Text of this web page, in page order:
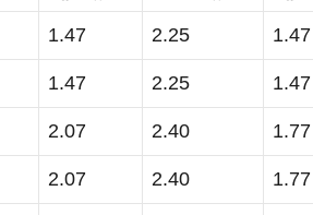
1.47 2.25 1.47
1.47 2.25 1.47
2.07 2.40 1.77
2.07 2.40 1.77